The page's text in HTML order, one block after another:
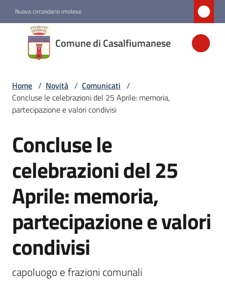
Nuovo circondario imolese
Comune di Casalfiumanese
Comune di
Casalfiumanese
Amministrazione
Vivere
Casalfiumanese
Home / Novità / Comunicati /
Concluse le celebrazioni del 25 Aprile: memoria,
partecipazione e valori condivisi
Salta al contenuto
Concluse le
celebrazioni del 25
Aprile: memoria,
partecipazione e valori
condivisi
capoluogo e frazioni comunali